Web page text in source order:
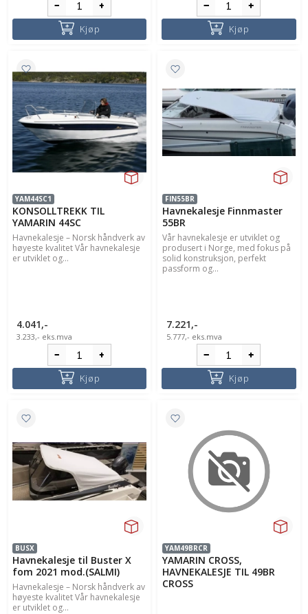
Kjøp Kjøp
YAM44SC1
KONSOLLTREKK TIL
YAMARIN 44SC
Havnekalesje – Norsk håndverk av
høyeste kvalitet Vår havnekalesje
er utviklet og...
4.041,-
3.233,- eks.mva
Kjøp
FIN55BR
Havnekalesje Finnmaster
55BR
Vår havnekalesje er utviklet og
produsert i Norge, med fokus på
solid konstruksjon, perfekt
passform og...
7.221,-
5.777,- eks.mva
Kjøp
BUSX
Havnekalesje til Buster X
fom 2021 mod.(SALMI)
Havnekalesje – Norsk håndverk av
høyeste kvalitet Vår havnekalesje
er utviklet og...
YAM49BRCR
YAMARIN CROSS,
HAVNEKALESJE TIL 49BR
CROSS